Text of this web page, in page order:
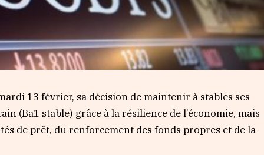
13 février, sa décision de maintenir à stables ses
(Ba1 stable) grâce à la résilience de l’économie, mais
de prêt, du renforcement des fonds propres et de la